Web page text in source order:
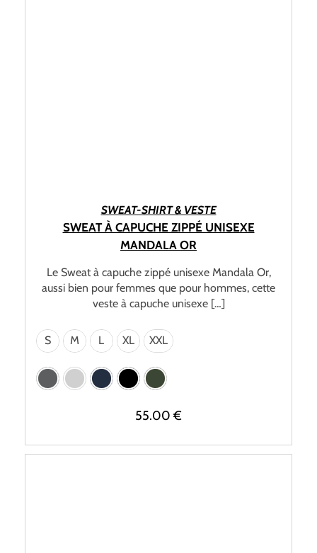
SWEAT-SHIRT & VESTE
SWEAT À CAPUCHE ZIPPÉ UNISEXE
MANDALA OR
Le Sweat à capuche zippé unisexe Mandala Or,
aussi bien pour femmes que pour hommes, cette
veste à capuche unisexe […]
S M L XL XXL
55.00€